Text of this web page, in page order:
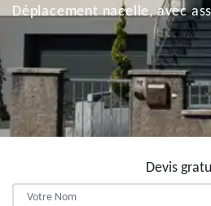
Déplacement nacelle, avec
Devis